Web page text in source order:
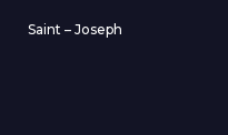
Saint – Joseph